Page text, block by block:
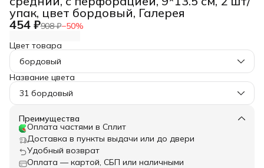
упак, цвет бордовый, Галерея
454 ₽908 ₽−50%
Цвет товара
бордовый
Название цвета
31 бордовый
Преимущества
Оплата частями в Сплит
Доставка в пункты выдачи или до двери
Удобный возврат
Оплата — картой, СБП или наличными